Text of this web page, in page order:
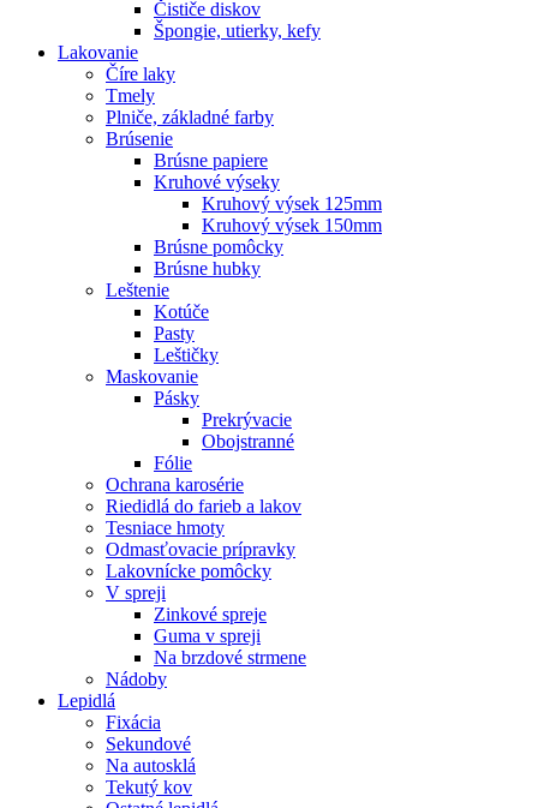
Čističe diskov
Špongie, utierky, kefy
Lakovanie
Číre laky
Tmely
Plniče, základné farby
Brúsenie
Brúsne papiere
Kruhové výseky
Kruhový výsek 125mm
Kruhový výsek 150mm
Brúsne pomôcky
Brúsne hubky
Leštenie
Kotúče
Pasty
Leštičky
Maskovanie
Pásky
Prekrývacie
Obojstranné
Fólie
Ochrana karosérie
Riedidlá do farieb a lakov
Tesniace hmoty
Odmasťovacie prípravky
Lakovnícke pomôcky
V spreji
Zinkové spreje
Guma v spreji
Na brzdové strmene
Nádoby
Lepidlá
Fixácia
Sekundové
Na autosklá
Tekutý kov